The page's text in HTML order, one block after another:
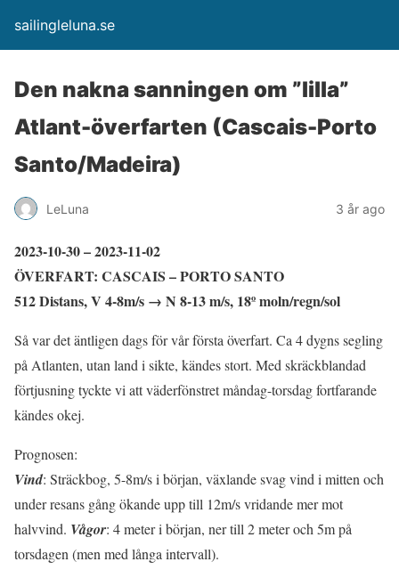
sailingleluna.se
Den nakna sanningen om ”lilla”
Atlant-överfarten (Cascais-Porto
Santo/Madeira)
LeLuna 3 år ago
2023-10-30 – 2023-11-02
ÖVERFART: CASCAIS – PORTO SANTO
512 Distans, V 4-8m/s → N 8-13 m/s, 18º moln/regn/sol
Så var det äntligen dags för vår första överfart. Ca 4 dygns segling
på Atlanten, utan land i sikte, kändes stort. Med skräckblandad
förtjusning tyckte vi att väderfönstret måndag-torsdag fortfarande
kändes okej.
Prognosen:
Vind: Sträckbog, 5-8m/s i början, växlande svag vind i mitten och
under resans gång ökande upp till 12m/s vridande mer mot
halvvind. Vågor: 4 meter i början, ner till 2 meter och 5m på
torsdagen (men med långa intervall).